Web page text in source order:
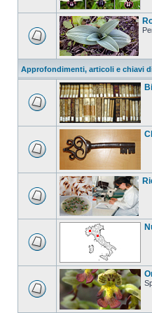
Approfondimenti, articoli e chiavi